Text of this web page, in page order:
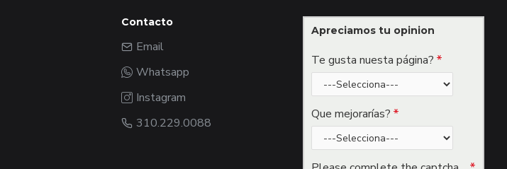
Contacto
Email
Whatsapp
Instagram
310.229.0088
Apreciamos tu opinion
Te gusta nuesta página?
Que mejorarías?